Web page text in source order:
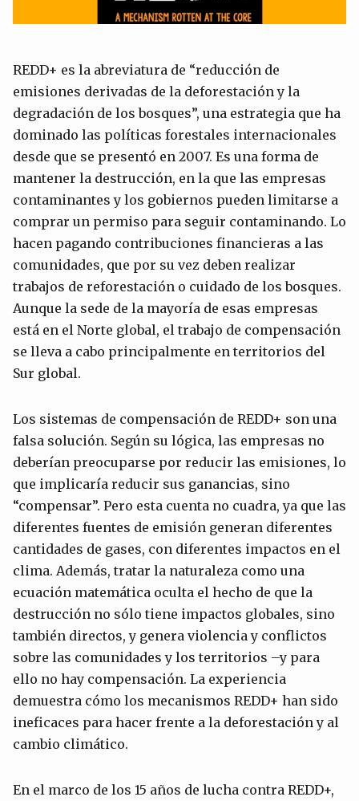
REDD+ es la abreviatura de “reducción de
emisiones derivadas de la deforestación y la
degradación de los bosques”, una estrategia que ha
dominado las políticas forestales internacionales
desde que se presentó en 2007. Es una forma de
mantener la destrucción, en la que las empresas
contaminantes y los gobiernos pueden limitarse a
comprar un permiso para seguir contaminando. Lo
hacen pagando contribuciones financieras a las
comunidades, que por su vez deben realizar
trabajos de reforestación o cuidado de los bosques.
Aunque la sede de la mayoría de esas empresas
está en el Norte global, el trabajo de compensación
se lleva a cabo principalmente en territorios del
Sur global.
Los sistemas de compensación de REDD+ son una
falsa solución. Según su lógica, las empresas no
deberían preocuparse por reducir las emisiones, lo
que implicaría reducir sus ganancias, sino
“compensar”. Pero esta cuenta no cuadra, ya que las
diferentes fuentes de emisión generan diferentes
cantidades de gases, con diferentes impactos en el
clima. Además, tratar la naturaleza como una
ecuación matemática oculta el hecho de que la
destrucción no sólo tiene impactos globales, sino
también directos, y genera violencia y conflictos
sobre las comunidades y los territorios –y para
ello no hay compensación. La experiencia
demuestra cómo los mecanismos REDD+ han sido
ineficaces para hacer frente a la deforestación y al
cambio climático.
En el marco de los 15 años de lucha contra REDD+,